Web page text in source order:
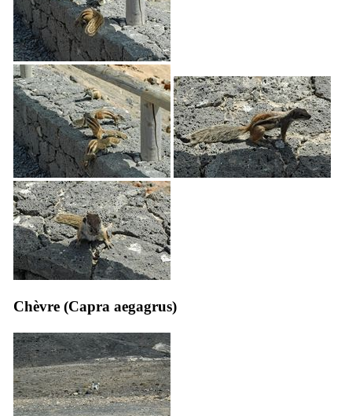
Chèvre (Capra aegagrus)